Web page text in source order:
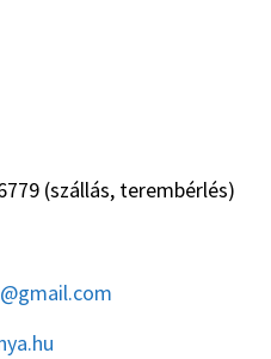
(szállás, terembérlés)